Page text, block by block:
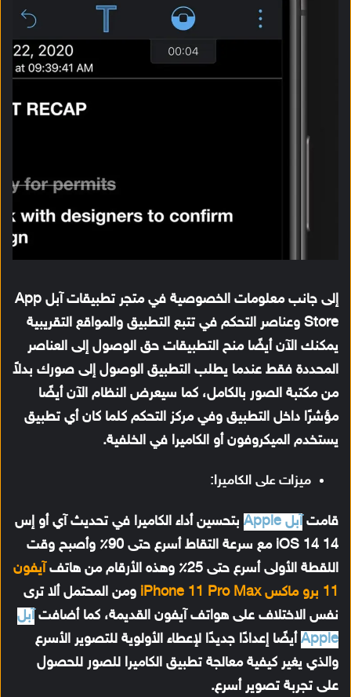
إلى جانب معلومات الخصوصية في متجر تطبيقات آبل App
Store وعناصر التحكم في تتبع التطبيق والمواقع التقريبية
يمكنك الآن أيضًا منح التطبيقات حق الوصول إلى العناصر
المحددة فقط عندما يطلب التطبيق الوصول إلى صورك بدلاً
من مكتبة الصور بالكامل، كما سيعرض النظام الآن أيضًا
مؤشرًا داخل التطبيق وفي مركز التحكم كلما كان أي تطبيق
يستخدم الميكروفون أو الكاميرا في الخلفية.
ميزات على الكاميرا:
قامت آبل Apple
بتحسين أداء الكاميرا في تحديث آي أو إس
14 iOS 14 مع سرعة التقاط أسرع حتى 90٪ وأصبح وقت
اللقطة الأولى أسرع حتى 25٪ وهذه الأرقام من هاتف
آيفون
11 برو ماكس iPhone 11 Pro Max
ومن المحتمل ألا ترى
نفس الاختلاف على هواتف آيفون القديمة، كما أضافت آبل
Apple أيضًا إعدادًا جديدًا لإعطاء الأولوية للتصوير الأسرع
والذي يغير كيفية معالجة تطبيق الكاميرا للصور للحصول
على تجربة تصوير أسرع.